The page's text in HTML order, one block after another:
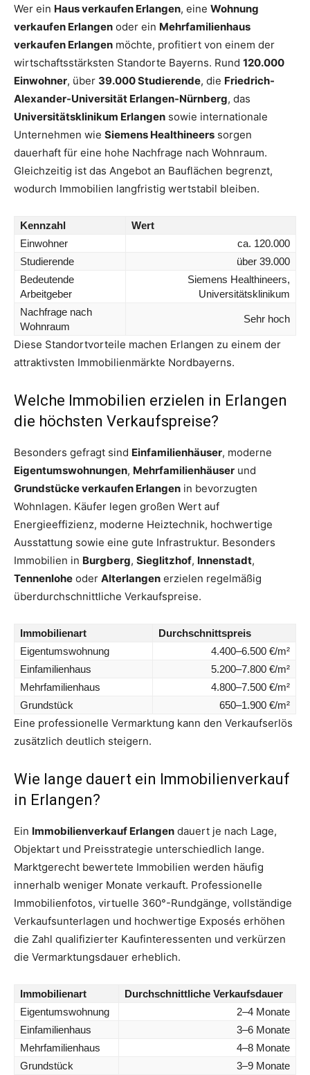
Wer ein Haus verkaufen Erlangen, eine Wohnung
verkaufen Erlangen oder ein Mehrfamilienhaus
verkaufen Erlangen möchte, profitiert von einem der
wirtschaftsstärksten Standorte Bayerns. Rund 120.000
Einwohner, über 39.000 Studierende, die Friedrich-
Alexander-Universität Erlangen-Nürnberg, das
Universitätsklinikum Erlangen sowie internationale
Unternehmen wie Siemens Healthineers sorgen
dauerhaft für eine hohe Nachfrage nach Wohnraum.
Gleichzeitig ist das Angebot an Bauflächen begrenzt,
wodurch Immobilien langfristig wertstabil bleiben.
Kennzahl
Wert
Einwohner
ca. 120.000
Studierende
über 39.000
Bedeutende
Arbeitgeber
Siemens Healthineers,
Universitätsklinikum
Nachfrage nach
Wohnraum
Sehr hoch
Diese Standortvorteile machen Erlangen zu einem der
attraktivsten Immobilienmärkte Nordbayerns.
Welche Immobilien erzielen in Erlangen
die höchsten Verkaufspreise?
Besonders gefragt sind Einfamilienhäuser, moderne
Eigentumswohnungen, Mehrfamilienhäuser und
Grundstücke verkaufen Erlangen in bevorzugten
Wohnlagen. Käufer legen großen Wert auf
Energieeffizienz, moderne Heiztechnik, hochwertige
Ausstattung sowie eine gute Infrastruktur. Besonders
Immobilien in Burgberg, Sieglitzhof, Innenstadt,
Tennenlohe oder Alterlangen erzielen regelmäßig
überdurchschnittliche Verkaufspreise.
Immobilienart
Durchschnittspreis
Eigentumswohnung
4.400–6.500 €/m²
Einfamilienhaus
5.200–7.800 €/m²
Mehrfamilienhaus
4.800–7.500 €/m²
Grundstück
650–1.900 €/m²
Eine professionelle Vermarktung kann den Verkaufserlös
zusätzlich deutlich steigern.
Wie lange dauert ein Immobilienverkauf
in Erlangen?
Ein Immobilienverkauf Erlangen dauert je nach Lage,
Objektart und Preisstrategie unterschiedlich lange.
Marktgerecht bewertete Immobilien werden häufig
innerhalb weniger Monate verkauft. Professionelle
Immobilienfotos, virtuelle 360°-Rundgänge, vollständige
Verkaufsunterlagen und hochwertige Exposés erhöhen
die Zahl qualifizierter Kaufinteressenten und verkürzen
die Vermarktungsdauer erheblich.
Immobilienart
Durchschnittliche Verkaufsdauer
Eigentumswohnung
2–4 Monate
Einfamilienhaus
3–6 Monate
Mehrfamilienhaus
4–8 Monate
Grundstück
3–9 Monate